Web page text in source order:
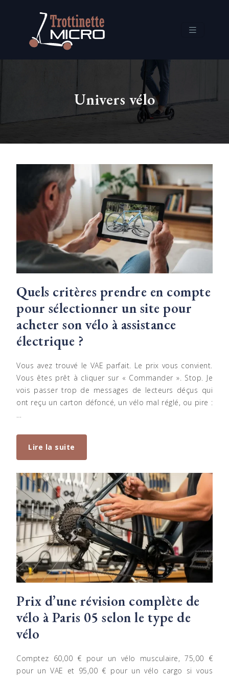
Univers vélo
Quels critères prendre en compte
pour sélectionner un site pour
acheter son vélo à assistance
électrique ?
Vous avez trouvé le VAE parfait. Le prix vous convient.
Vous êtes prêt à cliquer sur « Commander ». Stop. Je
vois passer trop de messages de lecteurs déçus qui
ont reçu un carton défoncé, un vélo mal réglé, ou pire :
…
Lire la suite
Prix d’une révision complète de
vélo à Paris 05 selon le type de
vélo
Comptez 60,00 € pour un vélo musculaire, 75,00 €
pour un VAE et 95,00 € pour un vélo cargo si vous